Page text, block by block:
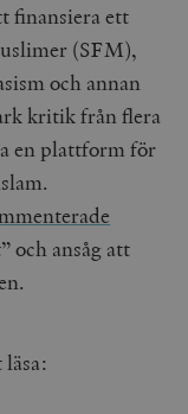
finansiera ett
(SFM),
och annan
kritik från flera
en plattform för
och ansåg att
läsa: